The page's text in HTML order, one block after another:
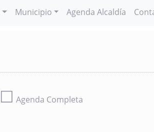
Municipio Agenda Alcaldía
☐ Agenda Completa